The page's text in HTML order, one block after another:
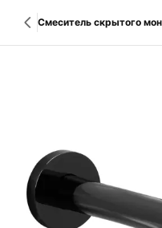
Смеситель скрытого